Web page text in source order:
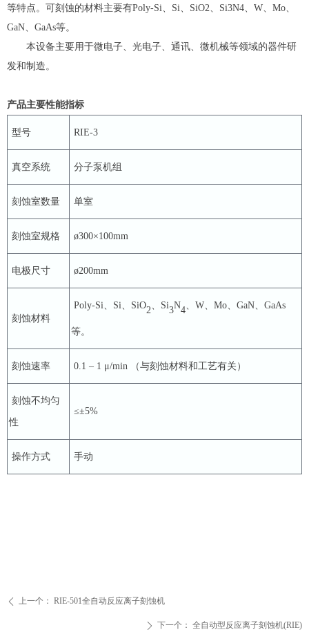
ꄴ 上一个： RIE-501全自动反应离子刻蚀机
ꄲ 下一个： 全自动型反应离子刻蚀机(RIE)
等特点。可刻蚀的材料主要有Poly-Si、Si、SiO2、Si3N4、W、Mo、
GaN、GaAs等。
本设备主要用于微电子、光电子、通讯、微机械等领域的器件研
发和制造。
产品主要性能指标
型号 RIE-3
真空系统 分子泵机组
刻蚀室数量 单室
刻蚀室规格 ø300×100mm
电极尺寸 ø200mm
刻蚀材料
Poly-Si、Si、SiO2、Si3N4、W、Mo、GaN、GaAs
等。
刻蚀速率 0.1 – 1 μ/min （与刻蚀材料和工艺有关）
刻蚀不均匀
性
≤±5%
操作方式 手动